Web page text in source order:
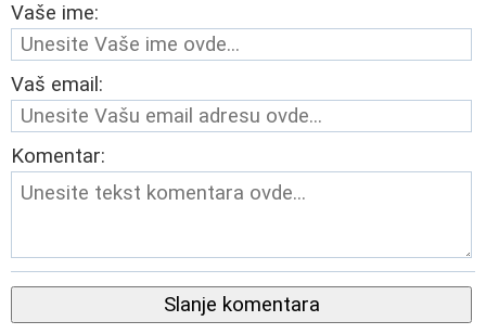
Vaše ime:
Vaš email:
Komentar:
Slanje komentara